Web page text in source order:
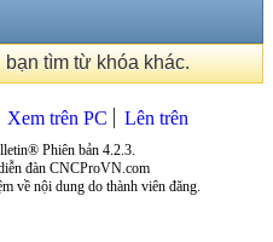
tìm từ khóa khác.
Xem trên PC Lên trên
Phiên bản 4.2.3.
đàn CNCProVN.com
về nội dung do thành viên đăng.